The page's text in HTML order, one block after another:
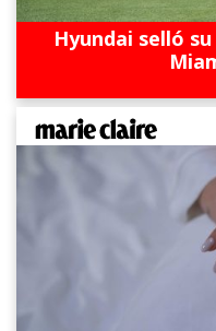
Hyundai selló